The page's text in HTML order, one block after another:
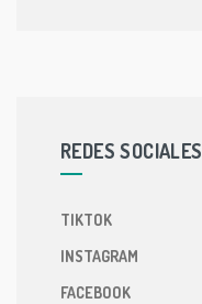
REDES SOCIALES
TIKTOK
INSTAGRAM
FACEBOOK